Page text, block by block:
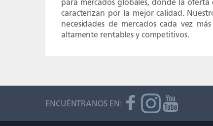
para mercados globales, donde la oferta
caracterizan por la mejor calidad.
necesidades de mercados cada vez
altamente rentables y competitivos.
ENCUÉNTRANOS EN: